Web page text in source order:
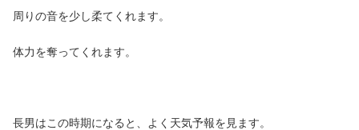
周りの音を少し柔てくれます。
体力を奪ってくれます。
長男はこの時期になると、よく天気予報を見ます。